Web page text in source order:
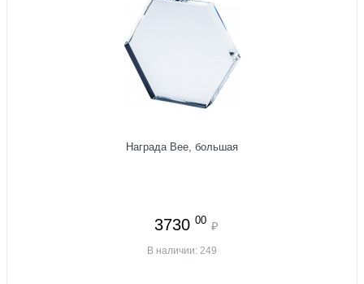
Награда Bee, большая
3730 00 ₽
В наличии: 249